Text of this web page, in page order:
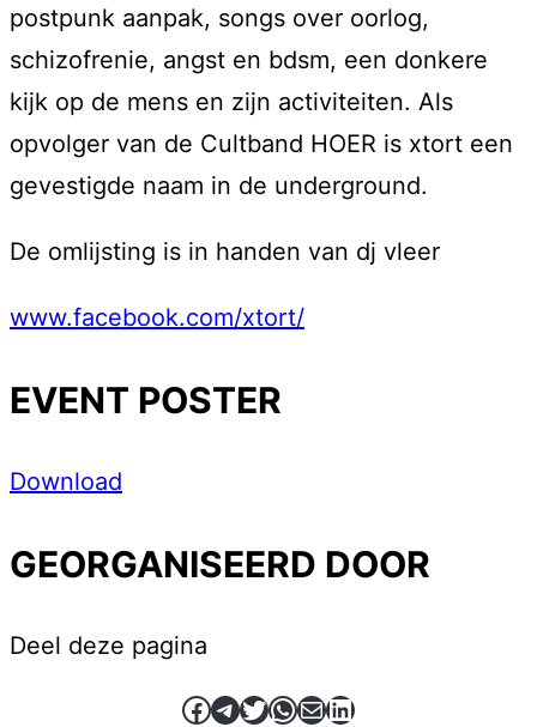
postpunk aanpak, songs over oorlog,
schizofrenie, angst en bdsm, een donkere
kijk op de mens en zijn activiteiten. Als
opvolger van de Cultband HOER is xtort een
gevestigde naam in de underground.
De omlijsting is in handen van dj vleer
www.facebook.com/xtort/
EVENT POSTER
Download
GEORGANISEERD DOOR
Deel deze pagina
Facebook
Telegram
Twitter
WhatsApp
E-mailLinkedIn